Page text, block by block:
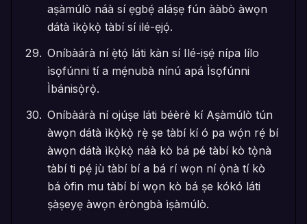
aṣàmúlò náà sí ẹgbẹ́ aláṣẹ fún ààbò àwọn
dátà ìkọ̀kọ̀ tàbí sí ilé-ẹjọ́.
Oníbàárà ní ẹ̀tọ́ láti kàn sí Ilé-iṣẹ́ nípa lílo
ìsọfúnni tí a mẹ́nubà nínú apá Ìsọfúnni
Ìbánisọ̀rọ̀.
Oníbàárà ní ojúṣe láti béèrè kí Aṣàmúlò tún
àwọn dátà ìkọ̀kọ̀ rẹ̀ ṣe tàbí kí ó pa wọ́n rẹ́ bí
àwọn dátà ìkọ̀kọ̀ náà kò bá pé tàbí kò tọ̀nà
tàbí ti pẹ́ jù tàbí bí a bá rí wọn ní ọ̀nà tí kò
bá òfin mu tàbí bí wọn kò bá ṣe kókó láti
ṣàṣeyẹ àwọn èròngbà ìṣàmúlò.